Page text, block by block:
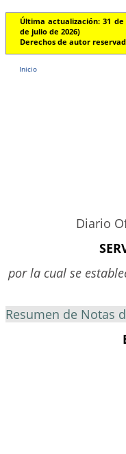
Última actualización: 31
de julio de 2026)
Derechos de autor
Inicio
Diario
por la cual se
Resumen de Notas